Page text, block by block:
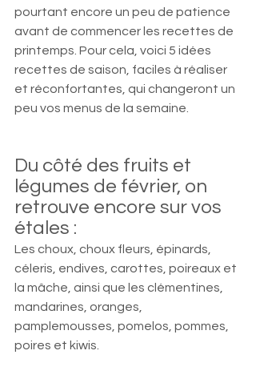
pourtant encore un peu de patience
avant de commencer les recettes de
printemps. Pour cela, voici 5 idées
recettes de saison, faciles à réaliser
et réconfortantes, qui changeront un
peu vos menus de la semaine.
Du côté des fruits et
légumes de février, on
retrouve encore sur vos
étales :
Les choux, choux fleurs, épinards,
céleris, endives, carottes, poireaux et
la mâche, ainsi que les clémentines,
mandarines, oranges,
pamplemousses, pomelos, pommes,
poires et kiwis.